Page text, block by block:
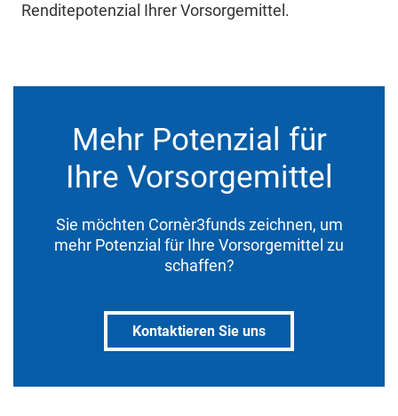
Renditepotenzial Ihrer Vorsorgemittel.
Mehr Potenzial für
Ihre Vorsorgemittel
Sie möchten Cornèr3funds zeichnen, um
mehr Potenzial für Ihre Vorsorgemittel zu
schaffen?
Kontaktieren Sie uns